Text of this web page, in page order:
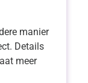
manier
Details
meer